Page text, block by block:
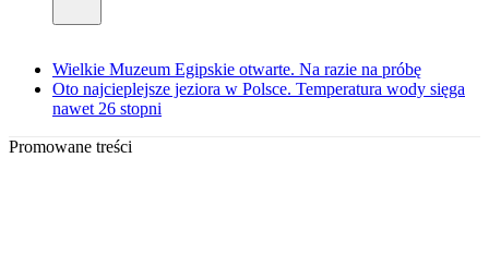
Wielkie Muzeum Egipskie otwarte. Na razie na próbę
Oto najcieplejsze jeziora w Polsce. Temperatura wody sięga
nawet 26 stopni
Promowane treści